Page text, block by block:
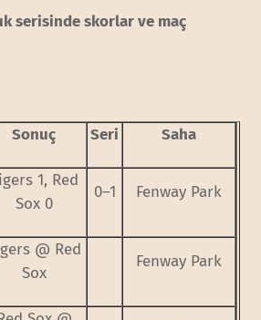
serisinde skorlar ve maç
Sonuç Seri Saha
1, Red
Sox 0
0–1 Fenway Park
@ Red
Sox
Fenway Park